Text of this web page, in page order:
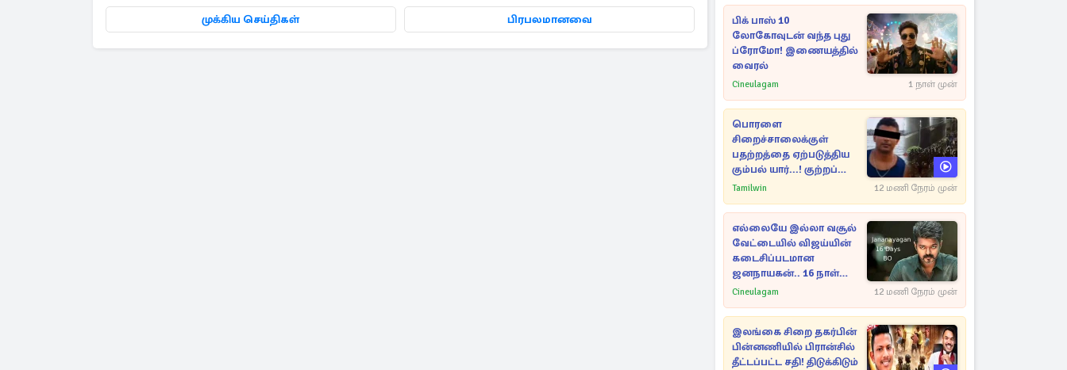
முக்கிய செய்திகள் பிரபலமானவை
சிக்கல்
பிக் பாஸ் 10
லோகோவுடன் வந்த புது
ப்ரோமோ! இணையத்தில்
வைரல்
Cineulagam 1 நாள் முன்
பொரளை
சிறைச்சாலைக்குள்
பதற்றத்தை ஏற்படுத்திய
கும்பல் யார்...! குற்றப்
பின்னணி தொடர்பில்
Tamilwin 12 மணி நேரம் முன்
எல்லையே இல்லா வசூல்
வேட்டையில் விஜய்யின்
கடைசிப்படமான
ஜனநாயகன்.. 16 நாள்
பாக்ஸ் ஆபிஸ்
Cineulagam 12 மணி நேரம் முன்
இலங்கை சிறை தகர்பின்
பின்னணியில் பிரான்சில்
தீட்டப்பட்ட சதி! திடுக்கிடும்